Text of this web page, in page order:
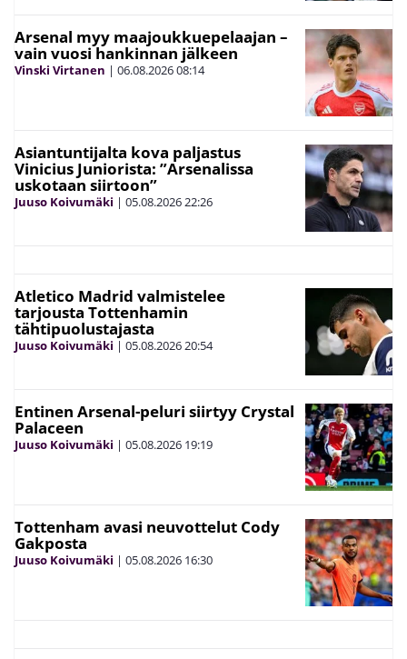
Arsenal myy maajoukkuepelaajan –
vain vuosi hankinnan jälkeen
Vinski Virtanen | 06.08.202608:14
Asiantuntijalta kova paljastus
Vinicius Juniorista: ”Arsenalissa
uskotaan siirtoon”
Juuso Koivumäki | 05.08.202622:26
Atletico Madrid valmistelee
tarjousta Tottenhamin
tähtipuolustajasta
Juuso Koivumäki | 05.08.202620:54
Entinen Arsenal-peluri siirtyy Crystal
Palaceen
Juuso Koivumäki | 05.08.2026 19:19
Tottenham avasi neuvottelut Cody
Gakposta
Juuso Koivumäki | 05.08.2026 16:30